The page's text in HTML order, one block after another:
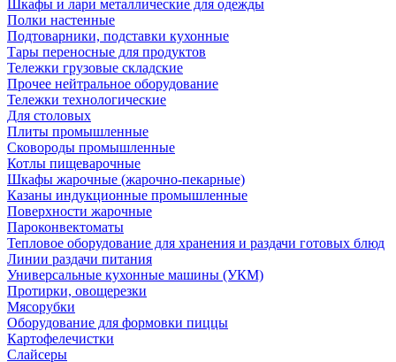
Шкафы и лари металлические для одежды
Полки настенные
Подтоварники, подставки кухонные
Тары переносные для продуктов
Тележки грузовые складские
Прочее нейтральное оборудование
Тележки технологические
Для столовых
Плиты промышленные
Сковороды промышленные
Котлы пищеварочные
Шкафы жарочные (жарочно-пекарные)
Казаны индукционные промышленные
Поверхности жарочные
Пароконвектоматы
Тепловое оборудование для хранения и раздачи готовых блюд
Линии раздачи питания
Универсальные кухонные машины (УКМ)
Протирки, овощерезки
Мясорубки
Оборудование для формовки пиццы
Картофелечистки
Слайсеры